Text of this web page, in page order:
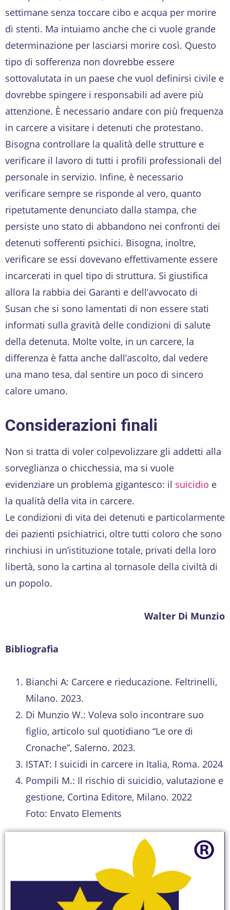
settimane senza toccare cibo e acqua per morire
di stenti. Ma intuiamo anche che ci vuole grande
determinazione per lasciarsi morire così. Questo
tipo di sofferenza non dovrebbe essere
sottovalutata in un paese che vuol definirsi civile e
dovrebbe spingere i responsabili ad avere più
attenzione. È necessario andare con più frequenza
in carcere a visitare i detenuti che protestano.
Bisogna controllare la qualità delle strutture e
verificare il lavoro di tutti i profili professionali del
personale in servizio. Infine, è necessario
verificare sempre se risponde al vero, quanto
ripetutamente denunciato dalla stampa, che
persiste uno stato di abbandono nei confronti dei
detenuti sofferenti psichici. Bisogna, inoltre,
verificare se essi dovevano effettivamente essere
incarcerati in quel tipo di struttura. Si giustifica
allora la rabbia dei Garanti e dell’avvocato di
Susan che si sono lamentati di non essere stati
informati sulla gravità delle condizioni di salute
della detenuta. Molte volte, in un carcere, la
differenza è fatta anche dall’ascolto, dal vedere
una mano tesa, dal sentire un poco di sincero
calore umano.
Considerazioni finali
Non si tratta di voler colpevolizzare gli addetti alla
sorveglianza o chicchessia, ma si vuole
evidenziare un problema gigantesco: il suicidio e
la qualità della vita in carcere.
Le condizioni di vita dei detenuti e particolarmente
dei pazienti psichiatrici, oltre tutti coloro che sono
rinchiusi in un’istituzione totale, privati della loro
libertà, sono la cartina al tornasole della civiltà di
un popolo.
Walter Di Munzio
Bibliografia
Bianchi A: Carcere e rieducazione. Feltrinelli,
Milano. 2023.
Di Munzio W.: Voleva solo incontrare suo
figlio, articolo sul quotidiano “Le ore di
Cronache”, Salerno. 2023.
ISTAT: I suicidi in carcere in Italia, Roma. 2024
Pompili M.: Il rischio di suicidio, valutazione e
gestione, Cortina Editore, Milano. 2022
Foto: Envato Elements